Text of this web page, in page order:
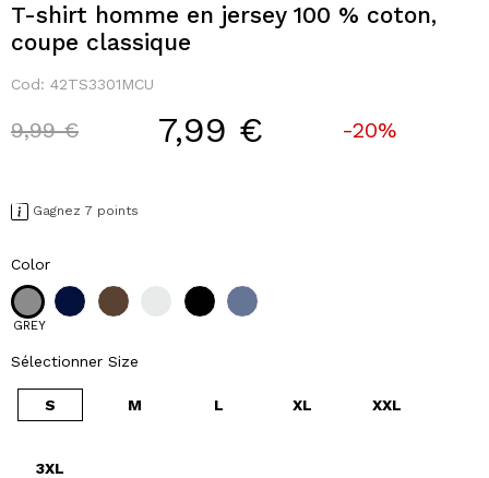
T-shirt homme en jersey 100 % coton,
coupe classique
Cod: 42TS3301MCU
Price reduced from
9,99 €to 7,99 € -20%
Gagnez 7 points
Color
GREY
Sélectionner Size
S M L XL XXL
3XL